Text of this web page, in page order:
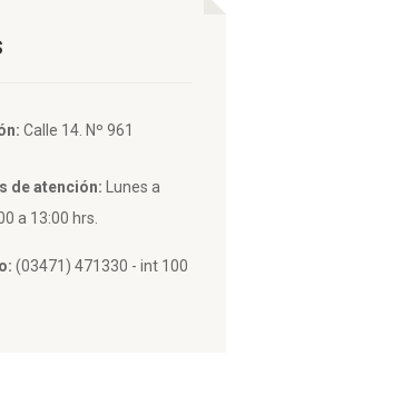
Calle 14. Nº 961
de atención:
Lunes a
a 13:00 hrs.
(03471) 471330 - int 100